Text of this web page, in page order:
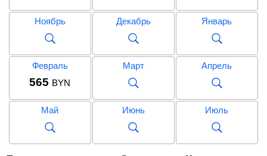
Ноябрь Декабрь Январь
Февраль
565 BYN
Март Апрель
Май Июнь Июль
Сентябрь